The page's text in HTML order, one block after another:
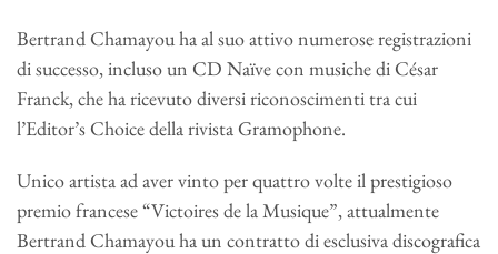
Bertrand Chamayou ha al suo attivo numerose registrazioni
di successo, incluso un CD Naïve con musiche di César
Franck, che ha ricevuto diversi riconoscimenti tra cui
l’Editor’s Choice della rivista Gramophone.
Unico artista ad aver vinto per quattro volte il prestigioso
premio francese “Victoires de la Musique”, attualmente
Bertrand Chamayou ha un contratto di esclusiva discografica